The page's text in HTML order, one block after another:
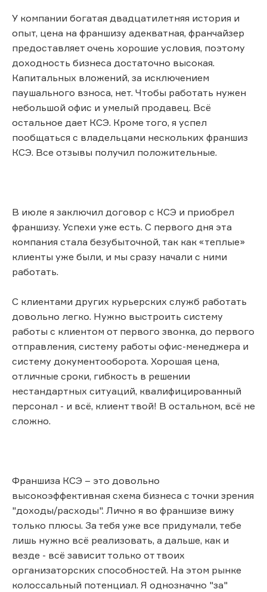
У компании богатая двадцатилетняя история и
опыт, цена на франшизу адекватная, франчайзер
предоставляет очень хорошие условия, поэтому
доходность бизнеса достаточно высокая.
Капитальных вложений, за исключением
паушального взноса, нет. Чтобы работать нужен
небольшой офис и умелый продавец. Всё
остальное дает КСЭ. Кроме того, я успел
пообщаться с владельцами нескольких франшиз
КСЭ. Все отзывы получил положительные.
В июле я заключил договор с КСЭ и приобрел
франшизу. Успехи уже есть. С первого дня эта
компания стала безубыточной, так как «теплые»
клиенты уже были, и мы сразу начали с ними
работать.
С клиентами других курьерских служб работать
довольно легко. Нужно выстроить систему
работы с клиентом от первого звонка, до первого
отправления, систему работы офис-менеджера и
систему документооборота. Хорошая цена,
отличные сроки, гибкость в решении
нестандартных ситуаций, квалифицированный
персонал - и всё, клиент твой! В остальном, всё не
сложно.
Франшиза КСЭ – это довольно
высокоэффективная схема бизнеса с точки зрения
"доходы/расходы". Лично я во франшизе вижу
только плюсы. За тебя уже все придумали, тебе
лишь нужно всё реализовать, а дальше, как и
везде - всё зависит только от твоих
организаторских способностей. На этом рынке
колоссальный потенциал. Я однозначно "за"